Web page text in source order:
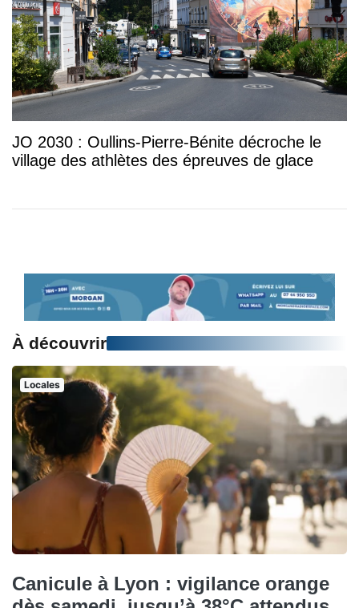
JO 2030 : Oullins-Pierre-Bénite décroche le
village des athlètes des épreuves de glace
À découvrir
Locales
Canicule à Lyon : vigilance orange